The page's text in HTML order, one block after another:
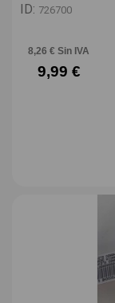
ID: 726700
8,26 € Sin IVA
9,99 €